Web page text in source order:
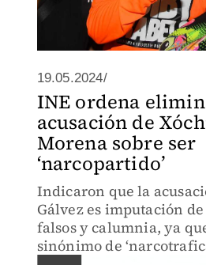
19.05.2024/
INE ordena
acusación de
Morena sobre ser
‘narcopartido’
Indicaron que la
Gálvez es imputación
falsos y calumnia, ya
sinónimo de